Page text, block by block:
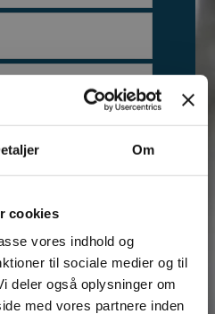
Om
cookies
vores indhold og
til sociale medier og til
deler også oplysninger om
med vores partnere inden